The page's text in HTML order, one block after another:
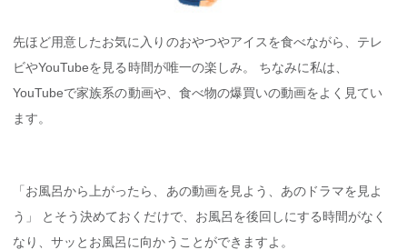
先ほど用意したお気に入りのおやつやアイスを食べながら、テレ
ビやYouTubeを見る時間が唯一の楽しみ。 ちなみに私は、
YouTubeで家族系の動画や、食べ物の爆買いの動画をよく見てい
ます。
「お風呂から上がったら、あの動画を見よう、あのドラマを見よ
う」 とそう決めておくだけで、お風呂を後回しにする時間がなく
なり、サッとお風呂に向かうことができますよ。